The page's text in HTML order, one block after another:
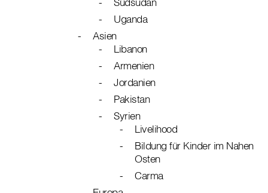
Uganda
Asien
Libanon
Armenien
Jordanien
Pakistan
Syrien
Livelihood
Bildung für Kinder im Nahen
Osten
Carma